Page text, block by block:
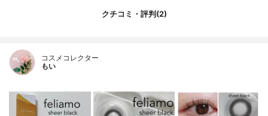
クチコミ・評判(2)
コスメコレクター
もい